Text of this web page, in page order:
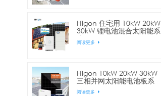
Higon 住宅用 10kW 20kW
30kW 锂电池混合太阳能系
统
阅读更多
Higon 10kW 20kW 30kW
三相并网太阳能电池板系
统，适用于商业用途
阅读更多